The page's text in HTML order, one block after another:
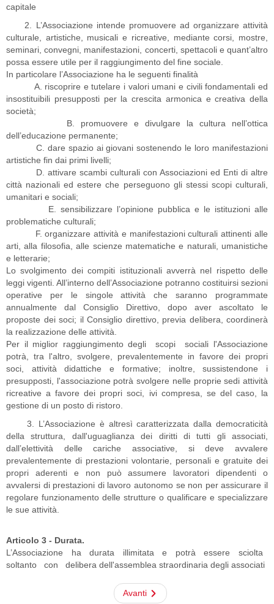
capitale
2. L’Associazione intende promuovere ad organizzare attività
culturale, artistiche, musicali e ricreative, mediante corsi, mostre,
seminari, convegni, manifestazioni, concerti, spettacoli e quant’altro
possa essere utile per il raggiungimento del fine sociale.
In particolare l’Associazione ha le seguenti finalità
A. riscoprire e tutelare i valori umani e civili fondamentali ed
insostituibili presupposti per la crescita armonica e creativa della
società;
B. promuovere e divulgare la cultura nell’ottica
dell’educazione permanente;
C. dare spazio ai giovani sostenendo le loro manifestazioni
artistiche fin dai primi livelli;
D. attivare scambi culturali con Associazioni ed Enti di altre
città nazionali ed estere che perseguono gli stessi scopi culturali,
umanitari e sociali;
E. sensibilizzare l’opinione pubblica e le istituzioni alle
problematiche culturali;
F. organizzare attività e manifestazioni culturali attinenti alle
arti, alla filosofia, alle scienze matematiche e naturali, umanistiche
e letterarie;
Lo svolgimento dei compiti istituzionali avverrà nel rispetto delle
leggi vigenti. All’interno dell’Associazione potranno costituirsi sezioni
operative per le singole attività che saranno programmate
annualmente dal Consiglio Direttivo, dopo aver ascoltato le
proposte dei soci; il Consiglio direttivo, previa delibera, coordinerà
la realizzazione delle attività.
Per il miglior raggiungimento degli scopi sociali l'Associazione
potrà, tra l'altro, svolgere, prevalentemente in favore dei propri
soci, attività didattiche e formative; inoltre, sussistendone i
presupposti, l'associazione potrà svolgere nelle proprie sedi attività
ricreative a favore dei propri soci, ivi compresa, se del caso, la
gestione di un posto di ristoro.
3. L’Associazione è altresì caratterizzata dalla democraticità
della struttura, dall'uguaglianza dei diritti di tutti gli associati,
dall’elettività delle cariche associative, si deve avvalere
prevalentemente di prestazioni volontarie, personali e gratuite dei
propri aderenti e non può assumere lavoratori dipendenti o
avvalersi di prestazioni di lavoro autonomo se non per assicurare il
regolare funzionamento delle strutture o qualificare e specializzare
le sue attività.
Articolo 3 - Durata.
L’Associazione ha durata illimitata e potrà essere sciolta
soltanto con delibera dell'assemblea straordinaria degli associati
Avanti